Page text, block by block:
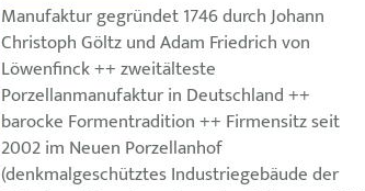
Manufaktur gegründet 1746 durch Johann
Christoph Göltz und Adam Friedrich von
Löwenfinck ++ zweitälteste
Porzellanmanufaktur in Deutschland ++
barocke Formentradition ++ Firmensitz seit
2002 im Neuen Porzellanhof
(denkmalgeschütztes Industriegebäude der